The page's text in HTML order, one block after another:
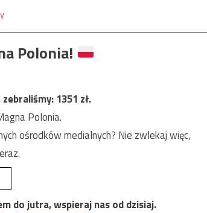
Polonia!
zebraliśmy:1351 zł.
Polonia.
ośrodków medialnych? Nie zwlekaj więc,
do jutra, wspieraj nas od dzisiaj.